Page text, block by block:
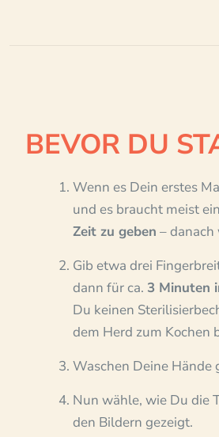
BEVOR DU
Wenn es Dein erstes
und es braucht meist
Zeit zu geben –
Gib etwa drei
dann für ca. 3 Minuten
Du keinen
dem Herd zum Kochen
Waschen Deine
Nun wähle, wie Du die
den Bildern gezeigt.